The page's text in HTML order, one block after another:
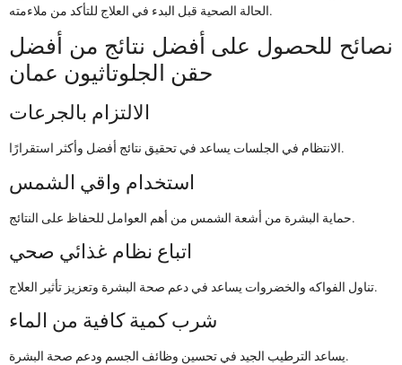
الحالة الصحية قبل البدء في العلاج للتأكد من ملاءمته.
نصائح للحصول على أفضل نتائج من أفضل
حقن الجلوتاثيون عمان
الالتزام بالجرعات
الانتظام في الجلسات يساعد في تحقيق نتائج أفضل وأكثر استقرارًا.
استخدام واقي الشمس
حماية البشرة من أشعة الشمس من أهم العوامل للحفاظ على النتائج.
اتباع نظام غذائي صحي
تناول الفواكه والخضروات يساعد في دعم صحة البشرة وتعزيز تأثير العلاج.
شرب كمية كافية من الماء
يساعد الترطيب الجيد في تحسين وظائف الجسم ودعم صحة البشرة.